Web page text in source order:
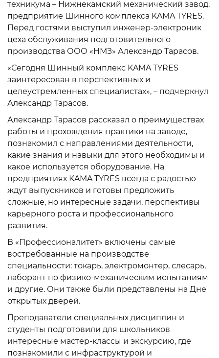
техникума – Нижнекамский механический завод,
предприятие Шинного комплекса KAMA TYRES.
Перед гостями выступил инженер-электроник
цеха обслуживания подготовительного
производства ООО «НМЗ» Александр Тарасов.
«Сегодня Шинный комплекс KAMA TYRES
заинтересован в перспективных и
целеустремленных специалистах», – подчеркнул
Александр Тарасов.
Александр Тарасов рассказал о преимуществах
работы и прохождения практики на заводе,
познакомил с направлениями деятельности,
какие знания и навыки для этого необходимы и
какое используется оборудование. На
предприятиях KAMA TYRES всегда с радостью
ждут выпускников и готовы предложить
сложные, но интересные задачи, перспективы
карьерного роста и профессионального
развития.
В «Профессионалитет» включены самые
востребованные на производстве
специальности: токарь, электромонтер, слесарь,
лаборант по физико-механическим испытаниям
и другие. Они также были представлены на Дне
открытых дверей.
Преподаватели специальных дисциплин и
студенты подготовили для школьников
интересные мастер-классы и экскурсию, где
познакомили с инфраструктурой и